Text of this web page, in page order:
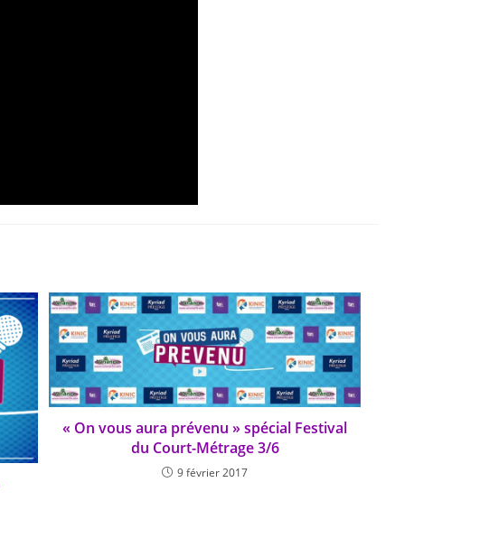
« On vous aura prévenu » spécial Festival
du Court-Métrage 3/6
9 février 2017